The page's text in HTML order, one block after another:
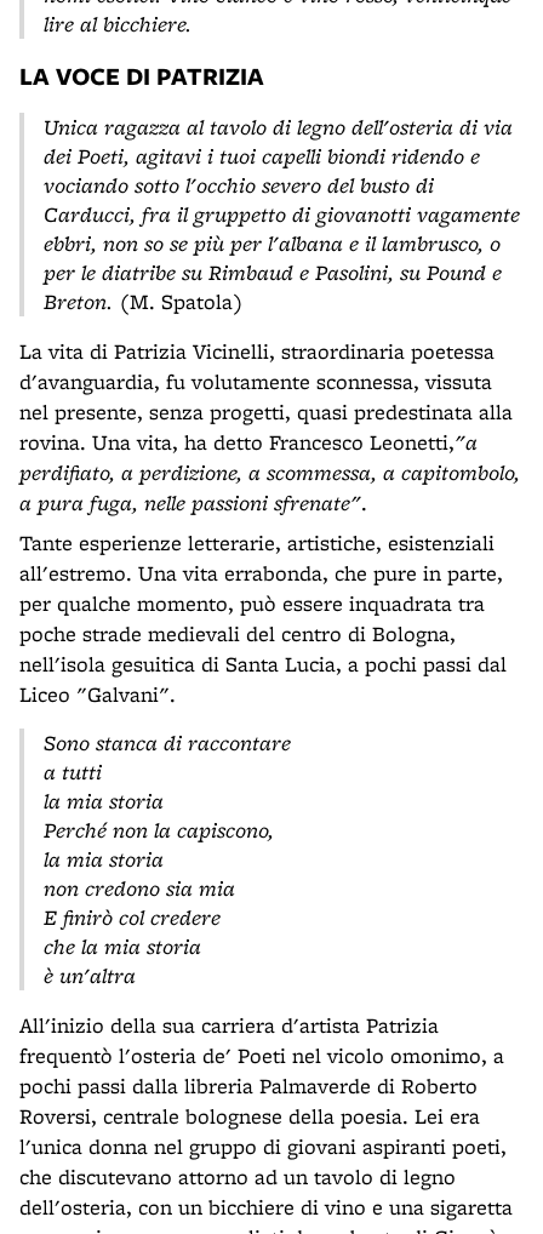
lire al bicchiere.
LA VOCE DI PATRIZIA
Unica ragazza al tavolo di legno dell'osteria di via
dei Poeti, agitavi i tuoi capelli biondi ridendo e
vociando sotto l'occhio severo del busto di
Carducci, fra il gruppetto di giovanotti vagamente
ebbri, non so se più per l'albana e il lambrusco, o
per le diatribe su Rimbaud e Pasolini, su Pound e
Breton. (M. Spatola)
La vita di Patrizia Vicinelli, straordinaria poetessa
d'avanguardia, fu volutamente sconnessa, vissuta
nel presente, senza progetti, quasi predestinata alla
rovina. Una vita, ha detto Francesco Leonetti,"a
perdifiato, a perdizione, a scommessa, a capitombolo,
a pura fuga, nelle passioni sfrenate".
Tante esperienze letterarie, artistiche, esistenziali
all'estremo. Una vita errabonda, che pure in parte,
per qualche momento, può essere inquadrata tra
poche strade medievali del centro di Bologna,
nell'isola gesuitica di Santa Lucia, a pochi passi dal
Liceo "Galvani".
Sono stanca di raccontare
a tutti
la mia storia
Perché non la capiscono,
la mia storia
non credono sia mia
E finirò col credere
che la mia storia
è un'altra
All'inizio della sua carriera d'artista Patrizia
frequentò l'osteria de' Poeti nel vicolo omonimo, a
pochi passi dalla libreria Palmaverde di Roberto
Roversi, centrale bolognese della poesia. Lei era
l'unica donna nel gruppo di giovani aspiranti poeti,
che discutevano attorno ad un tavolo di legno
dell'osteria, con un bicchiere di vino e una sigaretta